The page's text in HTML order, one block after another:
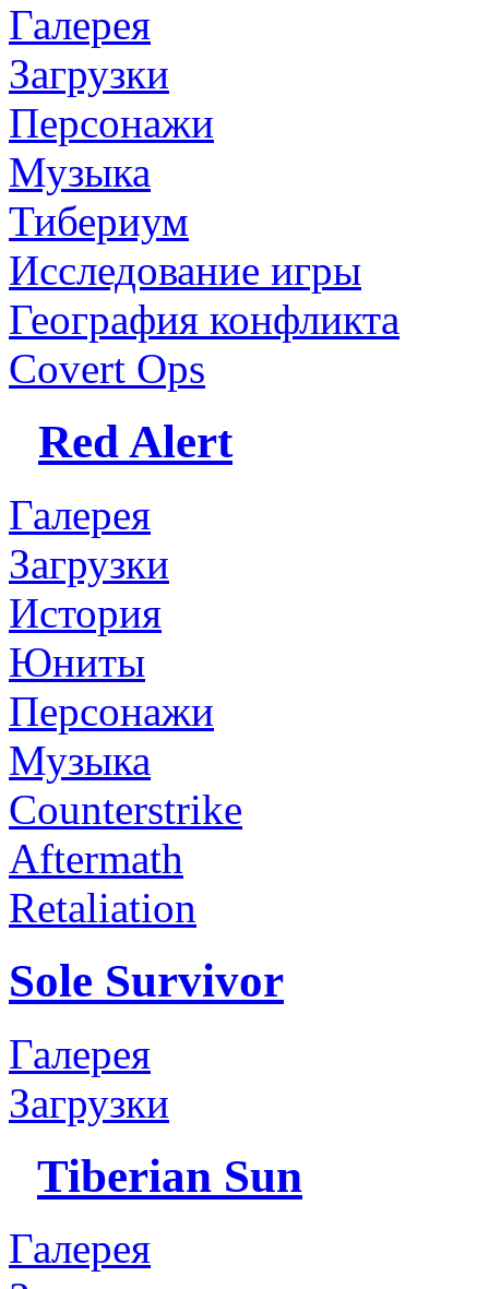
Галерея
Загрузки
Персонажи
Музыка
Тибериум
Исследование игры
География конфликта
Covert Ops
Red Alert
Галерея
Загрузки
История
Юниты
Персонажи
Музыка
Counterstrike
Aftermath
Retaliation
Sole Survivor
Галерея
Загрузки
Tiberian Sun
Галерея